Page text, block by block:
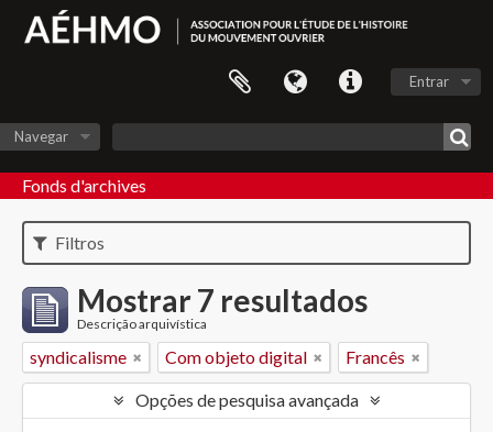
Entrar
Navegar
Fonds d'archives
Filtros
Mostrar 7 resultados
Descrição arquivística
syndicalisme Com objeto digital Francês
Opções de pesquisa avançada